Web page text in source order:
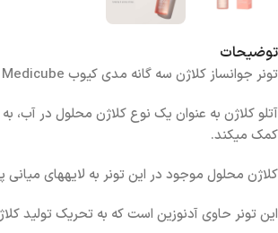
توضیحات
تونر جوانساز کلاژن سه گانه مدی کیوب Medicube با بهره گیری از 3 نوع کلاژن هیدرولیز شده، آتلو کلاژن و کلاژن محلول موجب افزایش خاصیت ارتجاعی و در نتیجه جوانسازی کامل پوست می شود.
آتلو کلاژن به عنوان یک نوع کلاژن محلول در
کمک میکند.
کلاژن محلول موجود در این تونر به لایههای
این تونر حاوی آدنوزین است که به تحریک تولید